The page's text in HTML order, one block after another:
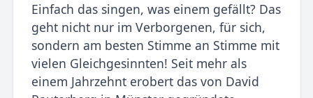
Einfach das singen, was einem gefällt? Das
geht nicht nur im Verborgenen, für sich,
sondern am besten Stimme an Stimme mit
vielen Gleichgesinnten! Seit mehr als
einem Jahrzehnt erobert das von David